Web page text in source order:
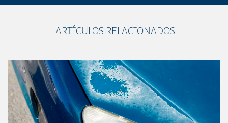
ARTÍCULOS RELACIONADOS